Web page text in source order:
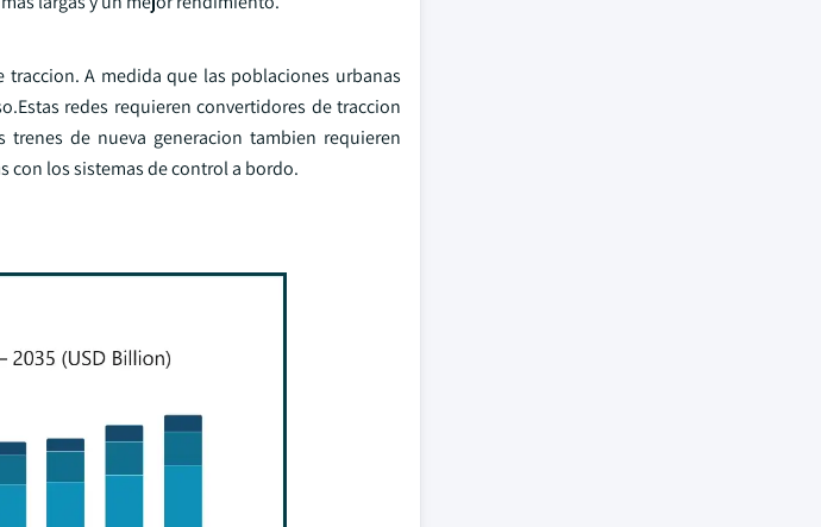
A medida que las poblaciones urbanas
redes requieren convertidores de traccion
de nueva generacion tambien requieren
con los sistemas de control a bordo.